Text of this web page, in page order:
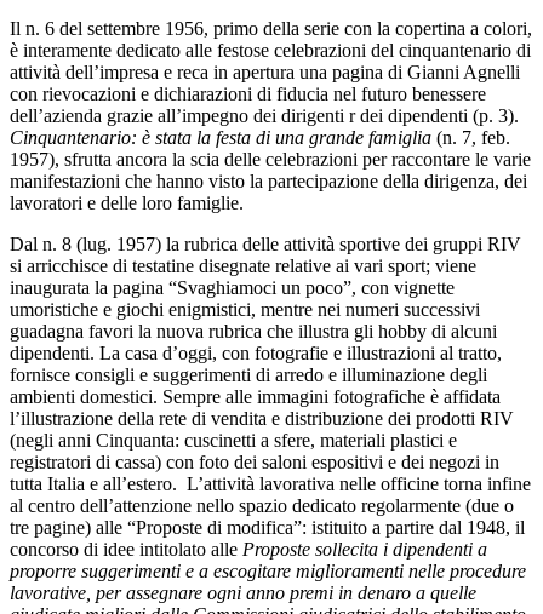
Il n. 6 del settembre 1956, primo della serie con la copertina a colori,
è interamente dedicato alle festose celebrazioni del cinquantenario di
attività dell’impresa e reca in apertura una pagina di Gianni Agnelli
con rievocazioni e dichiarazioni di fiducia nel futuro benessere
dell’azienda grazie all’impegno dei dirigenti r dei dipendenti (p. 3).
Cinquantenario: è stata la festa di una grande famiglia (n. 7, feb.
1957), sfrutta ancora la scia delle celebrazioni per raccontare le varie
manifestazioni che hanno visto la partecipazione della dirigenza, dei
lavoratori e delle loro famiglie.
Dal n. 8 (lug. 1957) la rubrica delle attività sportive dei gruppi RIV
si arricchisce di testatine disegnate relative ai vari sport; viene
inaugurata la pagina “Svaghiamoci un poco”, con vignette
umoristiche e giochi enigmistici, mentre nei numeri successivi
guadagna favori la nuova rubrica che illustra gli hobby di alcuni
dipendenti. La casa d’oggi, con fotografie e illustrazioni al tratto,
fornisce consigli e suggerimenti di arredo e illuminazione degli
ambienti domestici. Sempre alle immagini fotografiche è affidata
l’illustrazione della rete di vendita e distribuzione dei prodotti RIV
(negli anni Cinquanta: cuscinetti a sfere, materiali plastici e
registratori di cassa) con foto dei saloni espositivi e dei negozi in
tutta Italia e all’estero. L’attività lavorativa nelle officine torna infine
al centro dell’attenzione nello spazio dedicato regolarmente (due o
tre pagine) alle “Proposte di modifica”: istituito a partire dal 1948, il
concorso di idee intitolato alle Proposte sollecita i dipendenti a
proporre suggerimenti e a escogitare miglioramenti nelle procedure
lavorative, per assegnare ogni anno premi in denaro a quelle